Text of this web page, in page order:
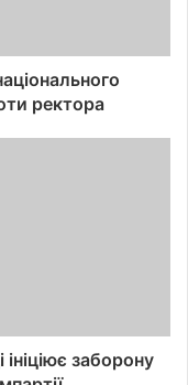
ректора
заборону